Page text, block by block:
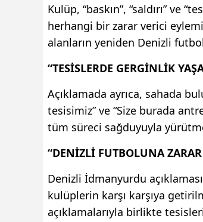
Kulüp, “baskın”, “saldırı” ve
herhangi bir zarar verici
alanların yeniden Denizli
“TESİSLERDE GERGİNLİK
Açıklamada ayrıca, sahada
tesisimiz” ve “Size burada
tüm süreci sağduyuyla
“DENİZLİ FUTBOLUNA
Denizli İdmanyurdu
kulüplerin karşı karşıya
açıklamalarıyla birlikte